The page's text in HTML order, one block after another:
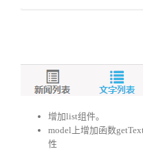
增加list组件。
model上增加函数
性